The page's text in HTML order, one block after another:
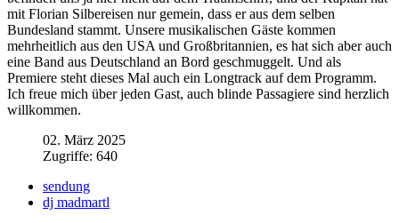
mit Florian Silbereisen nur gemein, dass er aus dem selben
Bundesland stammt. Unsere musikalischen Gäste kommen
mehrheitlich aus den USA und Großbritannien, es hat sich aber auch
eine Band aus Deutschland an Bord geschmuggelt. Und als
Premiere steht dieses Mal auch ein Longtrack auf dem Programm.
Ich freue mich über jeden Gast, auch blinde Passagiere sind herzlich
willkommen.
02. März 2025
Zugriffe: 640
sendung
dj madmartl